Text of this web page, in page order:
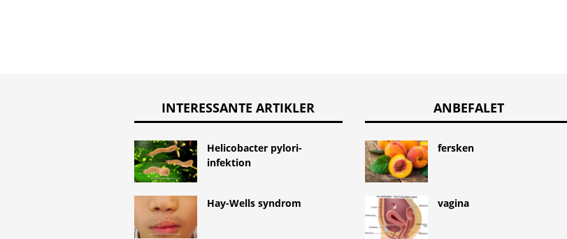
INTERESSANTE ARTIKLER
Helicobacter pylori-
infektion
Hay-Wells syndrom
ANBEFALET
fersken
vagina